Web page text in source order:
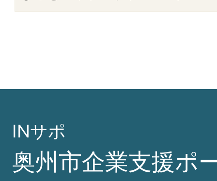
INサポ
奥州市企業支援ポ